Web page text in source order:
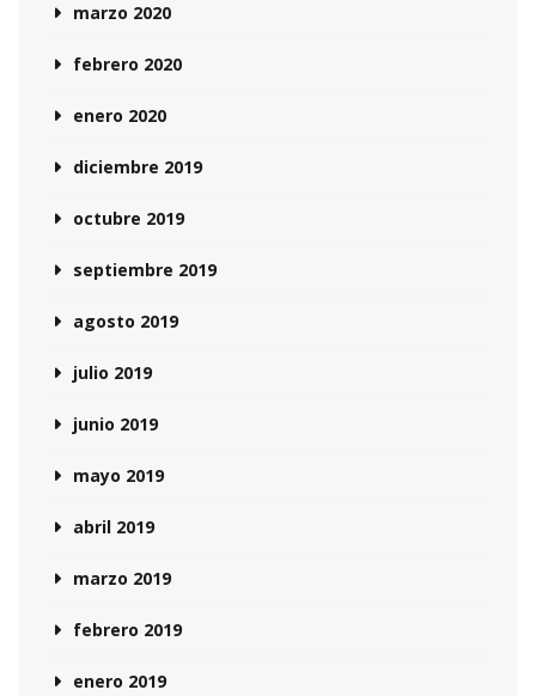
marzo 2020
febrero 2020
enero 2020
diciembre 2019
octubre 2019
septiembre 2019
agosto 2019
julio 2019
junio 2019
mayo 2019
abril 2019
marzo 2019
febrero 2019
enero 2019